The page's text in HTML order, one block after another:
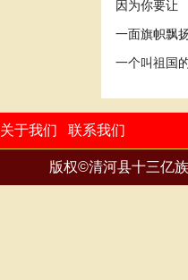
因为你要让
一面旗帜飘
一个叫祖国
关于我们 联系我们
版权©清河县十三亿